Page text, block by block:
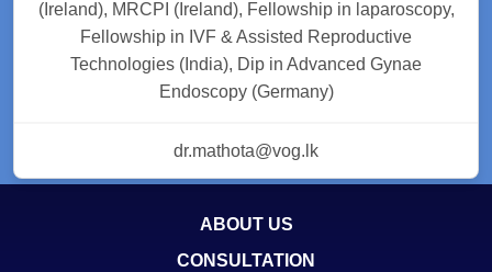
(Ireland), MRCPI (Ireland), Fellowship in laparoscopy,
Fellowship in IVF & Assisted Reproductive
Technologies (India), Dip in Advanced Gynae
Endoscopy (Germany)
dr.mathota@vog.lk
ABOUT US
CONSULTATION